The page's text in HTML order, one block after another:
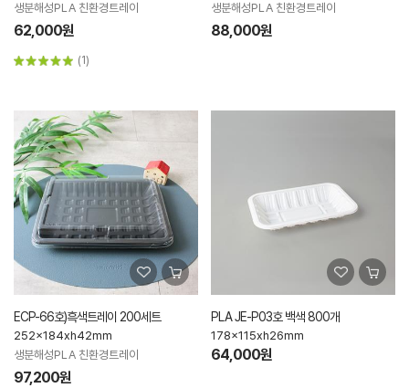
생분해성PLA 친환경트레이
62,000원
(1)
생분해성PLA 친환경트레이
88,000원
ECP-66호)흑색트레이 200세트
252x184xh42mm
생분해성PLA 친환경트레이
97,200원
PLA JE-P03호 백색 800개
178x115xh26mm
64,000원